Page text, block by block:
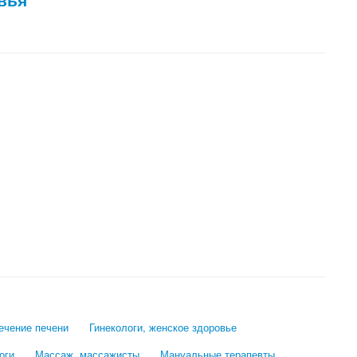
печени
Гинекологи, женское здоровье